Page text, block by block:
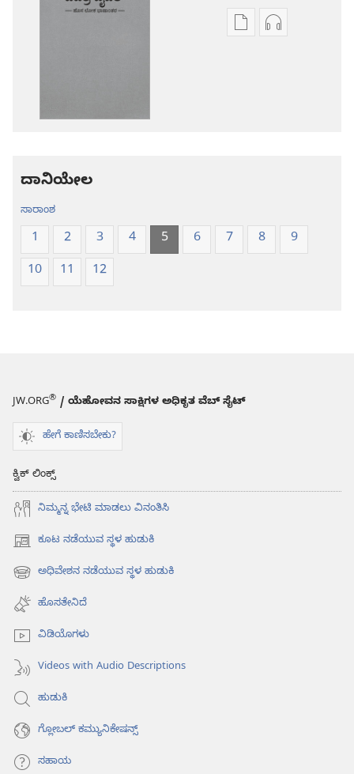
ಪ್ರಕಾಶನಆಡಿಯೋ
ದಾನಿಯೇಲ
ಸಾರಾಂಶ
1 2 3 4 5 6 7 8
9
10
11 12
JW.ORG® / ಯೆಹೋವನ ಸಾಕ್ಷಿಗಳ ಅಧಿಕೃತ ವೆಬ್ ಸೈಟ್
ಹೇಗೆ ಕಾಣಿಸಬೇಕು?
ಕ್ವಿಕ್ ಲಿಂಕ್ಸ್
ನಿಮ್ಮನ್ನ ಭೇಟಿ ಮಾಡಲು ವಿನಂತಿಸಿ
ಕೂಟ ನಡೆಯುವ ಸ್ಥಳ ಹುಡುಕಿ
(opens
new
window)
ಅಧಿವೇಶನ ನಡೆಯುವ ಸ್ಥಳ ಹುಡುಕಿ
(opens
new
window)
ಹೊಸತೇನಿದೆ
ವಿಡಿಯೊಗಳು
Videos with Audio Descriptions
ಹುಡುಕಿ
ಗ್ಲೋಬಲ್‌ ಕಮ್ಯುನಿಕೇಷನ್ಸ್‌
ಸಹಾಯ